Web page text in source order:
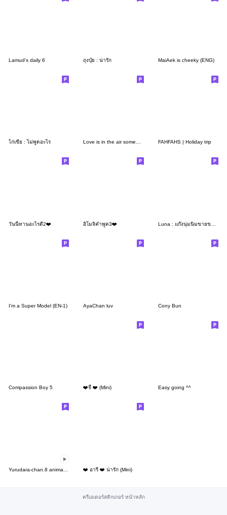
Lamud's daily 6 ถุงปุ๋ย : น่ารัก MaiAek is cheeky (ENG)
ไก่เขี่ย : ไม่พูดอะไร Love is in the air somewhere. FAHFAHS | Holiday trip
วันนี้ทานอะไรดี2❤️ อิโมจิคำพูด3❤️
I'm a Super Model (EN-1) AyaChan luv Cony Bun
Compassion Boy 5 ❤️จี้ ❤️ (Mini) Easy going ^^
❤️ อารี ❤️ น่ารัก (ฺMini)
ครีเอเตอร์สติกเกอร์ หน้าหลัก